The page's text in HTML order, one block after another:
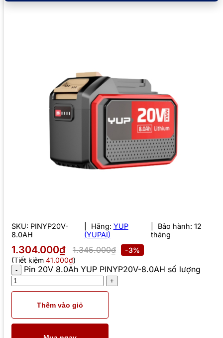
SKU: PINYP20V-
8.0AH
Hãng: YUP
(YUPAI)
Bảo hành: 12
tháng
1.304.000₫ 1.345.000₫
-3%
(Tiết kiệm 41.000₫)
Pin 20V 8.0Ah YUP PINYP20V-8.0AH số lượng
Thêm vào giỏ